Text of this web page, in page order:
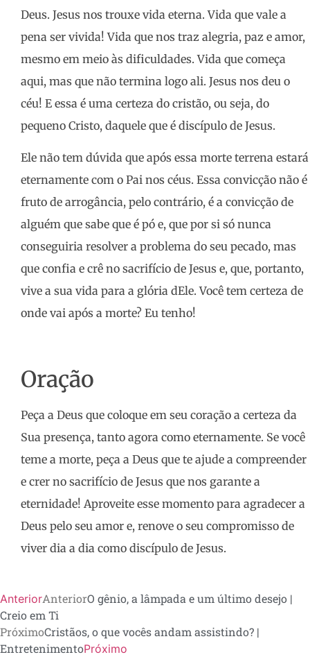
Deus. Jesus nos trouxe vida eterna. Vida que vale a
pena ser vivida! Vida que nos traz alegria, paz e amor,
mesmo em meio às dificuldades. Vida que começa
aqui, mas que não termina logo ali. Jesus nos deu o
céu! E essa é uma certeza do cristão, ou seja, do
pequeno Cristo, daquele que é discípulo de Jesus.
Ele não tem dúvida que após essa morte terrena estará
eternamente com o Pai nos céus. Essa convicção não é
fruto de arrogância, pelo contrário, é a convicção de
alguém que sabe que é pó e, que por si só nunca
conseguiria resolver a problema do seu pecado, mas
que confia e crê no sacrifício de Jesus e, que, portanto,
vive a sua vida para a glória dEle. Você tem certeza de
onde vai após a morte? Eu tenho!
Oração
Peça a Deus que coloque em seu coração a certeza da
Sua presença, tanto agora como eternamente. Se você
teme a morte, peça a Deus que te ajude a compreender
e crer no sacrifício de Jesus que nos garante a
eternidade! Aproveite esse momento para agradecer a
Deus pelo seu amor e, renove o seu compromisso de
viver dia a dia como discípulo de Jesus.
AnteriorAnteriorO gênio, a lâmpada e um último desejo |
Creio em Ti
PróximoCristãos, o que vocês andam assistindo? |
EntretenimentoPróximo